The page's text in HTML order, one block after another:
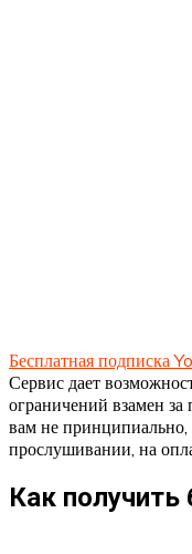
Бесплатная подписка
Сервис дает
ограничений взамен
вам не
прослушивании, на
Как получить